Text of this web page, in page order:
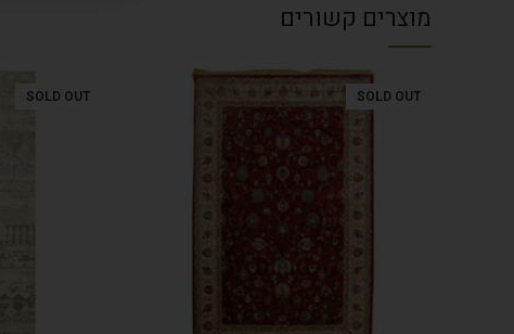
מוצרים קשורים
SOLD OUT
SOLD OUT